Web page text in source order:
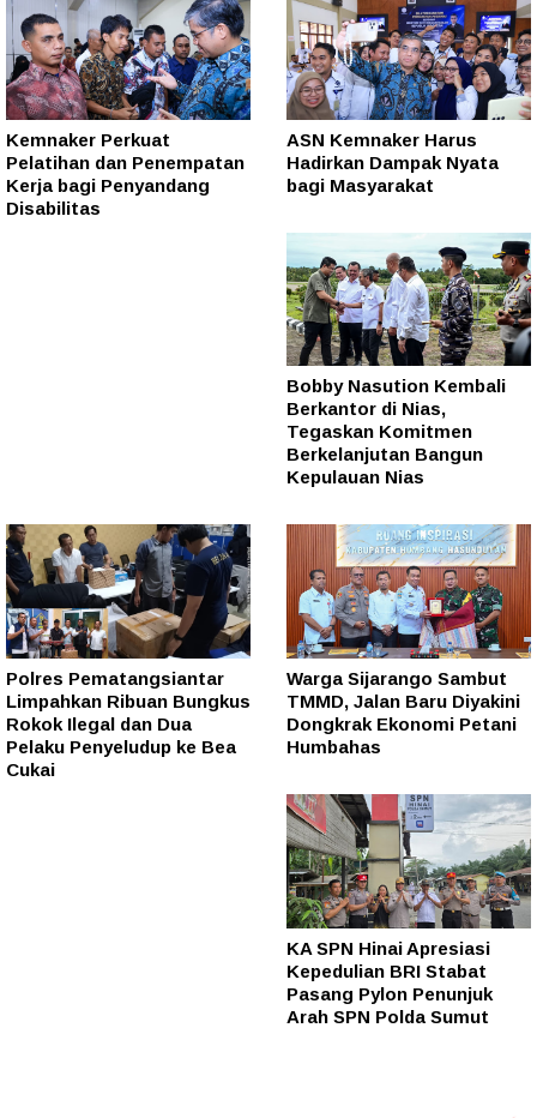
Kemnaker Perkuat
Pelatihan dan Penempatan
Kerja bagi Penyandang
Disabilitas
ASN Kemnaker Harus
Hadirkan Dampak Nyata
bagi Masyarakat
Bobby Nasution Kembali
Berkantor di Nias,
Tegaskan Komitmen
Berkelanjutan Bangun
Kepulauan Nias
Polres Pematangsiantar
Limpahkan Ribuan Bungkus
Rokok Ilegal dan Dua
Pelaku Penyeludup ke Bea
Cukai
Warga Sijarango Sambut
TMMD, Jalan Baru Diyakini
Dongkrak Ekonomi Petani
Humbahas
KA SPN Hinai Apresiasi
Kepedulian BRI Stabat
Pasang Pylon Penunjuk
Arah SPN Polda Sumut